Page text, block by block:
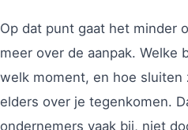
Op dat punt gaat het minder
meer over de aanpak. Welke
welk moment, en hoe sluiten
elders over je tegenkomen.
ondernemers vaak bij, niet